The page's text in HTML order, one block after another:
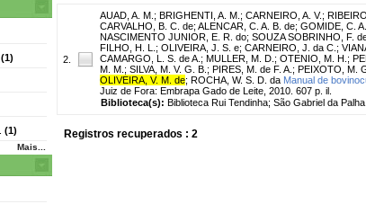
(1)
(1)
Mais...
2.
AUAD, A. M. ; BRIGHENTI, A. M. ; CARNEIRO, A. V.;
CARVALHO, B. C. de; ALENCAR, C. A. B. de; GOMIDE, C.
NASCIMENTO JUNIOR, E. R. do; SOUZA SOBRINHO, F.
FILHO, H. L. ; OLIVEIRA, J. S. e; CARNEIRO, J. da C. ;
CAMARGO, L. S. de A. ; MULLER, M. D. ; OTENIO, M. H. ;
M. M. ; SILVA, M. V. G. B. ; PIRES, M. de F. A. ; PEIXOTO, M.
OLIVEIRA, V. M. de; ROCHA, W. S. D. da Manual de
Juiz de Fora: Embrapa Gado de Leite, 2010. 607 p. il.
Biblioteca(s): Biblioteca Rui Tendinha; São Gabriel da Palha.
Registros recuperados : 2